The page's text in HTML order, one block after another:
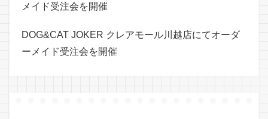
メイド受注会を開催
DOG&CAT JOKER クレアモール川越店にてオーダ
ーメイド受注会を開催